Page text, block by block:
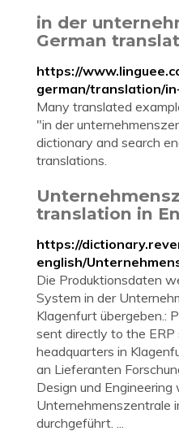
in der
German
https://
german/translation/
Many translated
"in der
dictionary and search
translations.
translation in
https://
english/
Die Produktionsdaten
System in der
Klagenfurt übergeben.:
sent directly to the
headquarters in
an Lieferanten
Design und Engineering
Unternehmenszentrale
durchgeführt. ...